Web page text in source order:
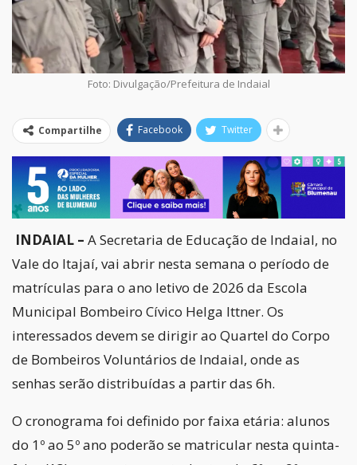
Foto: Divulgação/Prefeitura de Indaial
Compartilhe Facebook Twitter
INDAIAL – A Secretaria de Educação de Indaial, no
Vale do Itajaí, vai abrir nesta semana o período de
matrículas para o ano letivo de 2026 da Escola
Municipal Bombeiro Cívico Helga Ittner. Os
interessados devem se dirigir ao Quartel do Corpo
de Bombeiros Voluntários de Indaial, onde as
senhas serão distribuídas a partir das 6h.
O cronograma foi definido por faixa etária: alunos
do 1º ao 5º ano poderão se matricular nesta quinta-